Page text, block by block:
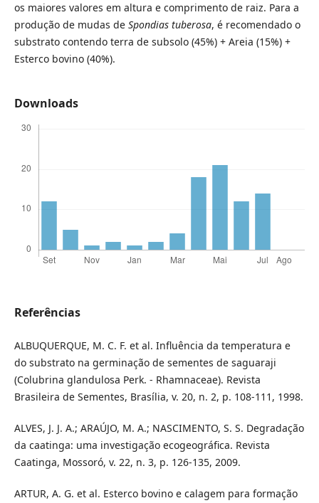
os maiores valores em altura e comprimento de raiz. Para a
produção de mudas de Spondias tuberosa, é recomendado o
substrato contendo terra de subsolo (45%) + Areia (15%) +
Esterco bovino (40%).
Downloads
Referências
ALBUQUERQUE, M. C. F. et al. Influência da temperatura e
do substrato na germinação de sementes de saguaraji
(Colubrina glandulosa Perk. - Rhamnaceae). Revista
Brasileira de Sementes, Brasília, v. 20, n. 2, p. 108-111, 1998.
ALVES, J. J. A.; ARAÚJO, M. A.; NASCIMENTO, S. S. Degradação
da caatinga: uma investigação ecogeográfica. Revista
Caatinga, Mossoró, v. 22, n. 3, p. 126-135, 2009.
ARTUR, A. G. et al. Esterco bovino e calagem para formação